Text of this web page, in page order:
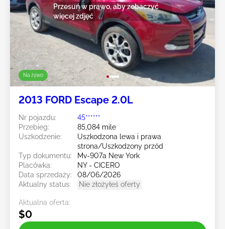
Na żywo
Przesuń w prawo, aby zobaczyć
więcej zdjęć
2013 FORD Escape 2.0L
Nr pojazdu:
45******
Przebieg:
85,084 mile
Uszkodzenie:
Uszkodzona lewa i prawa
strona/Uszkodzony przód
Typ dokumentu:
Mv-907a New York
Placówka:
NY - CICERO
Data sprzedaży:
08/06/2026
Aktualny status:
Nie złożyłeś oferty
Aktualna oferta:
$0